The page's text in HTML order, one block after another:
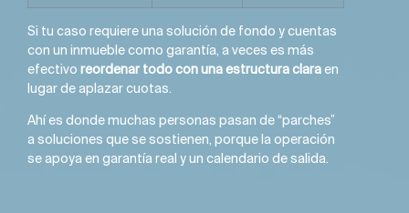
Si tu caso requiere una solución de fondo y cuentas
con un inmueble como garantía, a veces es más
efectivo reordenar todo con una estructura claraen
lugar de aplazar cuotas.
Ahí es donde muchas personas pasan de “parches”
a soluciones que se sostienen, porque la operación
se apoya en garantía real y un calendario de salida.